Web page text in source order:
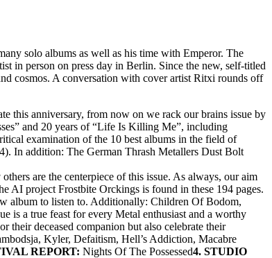
solo albums as well as his time with Emperor. The
in person on press day in Berlin. Since the new, self-titled
cosmos. A conversation with cover artist Ritxi rounds off
this anniversary, from now on we rack our brains issue by
and 20 years of “Life Is Killing Me”, including
examination of the 10 best albums in the field of
In addition: The German Thrash Metallers Dust Bolt
are the centerpiece of this issue. As always, our aim
AI project Frostbite Orckings is found in these 194 pages.
album to listen to. Additionally: Children Of Bodom,
is a true feast for every Metal enthusiast and a worthy
their deceased companion but also celebrate their
Kyler, Defaitism, Hell’s Addiction, Macabre
REPORT: Nights Of The Possessed4. STUDIO